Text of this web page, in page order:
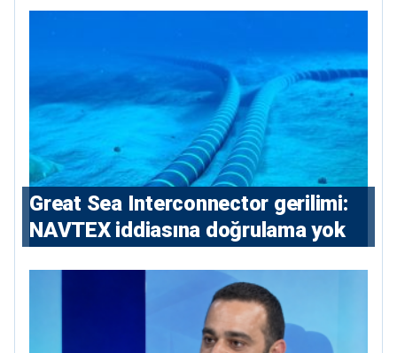
Great Sea Interconnector gerilimi:
NAVTEX iddiasına doğrulama yok